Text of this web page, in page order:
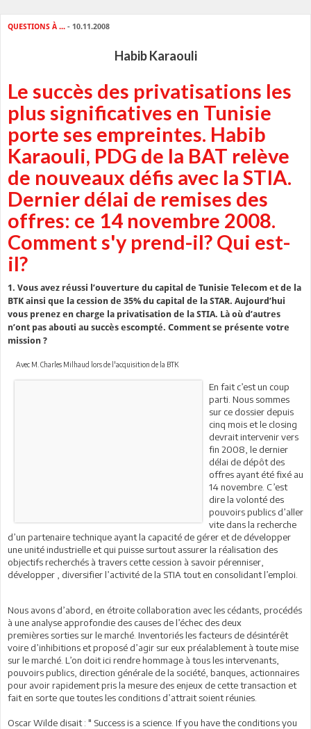
QUESTIONS À ... - 10.11.2008
Habib Karaouli
Le succès des privatisations les
plus significatives en Tunisie
porte ses empreintes. Habib
Karaouli, PDG de la BAT relève
de nouveaux défis avec la STIA.
Dernier délai de remises des
offres: ce 14 novembre 2008.
Comment s'y prend-il? Qui est-
il?
1. Vous avez réussi l’ouverture du capital de Tunisie Telecom et de la
BTK ainsi que la cession de 35% du capital de la STAR. Aujourd’hui
vous prenez en charge la privatisation de la STIA. Là où d’autres
n’ont pas abouti au succès escompté. Comment se présente votre
mission ?
Avec M. Charles Milhaud lors de l'acquisition de la BTK
En fait c’est un coup
parti. Nous sommes
sur ce dossier depuis
cinq mois et le closing
devrait intervenir vers
fin 2008, le dernier
délai de dépôt des
offres ayant été fixé au
14 novembre. C’est
dire la volonté des
pouvoirs publics d’aller
vite dans la recherche
d’un partenaire technique ayant la capacité de gérer et de développer
une unité industrielle et qui puisse surtout assurer la réalisation des
objectifs recherchés à travers cette cession à savoir pérenniser,
développer , diversifier l’activité de la STIA tout en consolidant l’emploi.
Nous avons d’abord, en étroite collaboration avec les cédants, procédés
à une analyse approfondie des causes de l’échec des deux
premières sorties sur le marché. Inventoriés les facteurs de désintérêt
voire d’inhibitions et proposé d’agir sur eux préalablement à toute mise
sur le marché. L’on doit ici rendre hommage à tous les intervenants,
pouvoirs publics, direction générale de la société, banques, actionnaires
pour avoir rapidement pris la mesure des enjeux de cette transaction et
fait en sorte que toutes les conditions d’attrait soient réunies.
Oscar Wilde disait : " Success is a science. If you have the conditions you